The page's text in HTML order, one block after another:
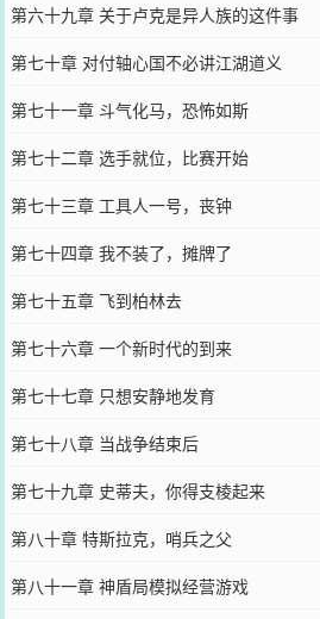
第六十九章 关于卢克是异人族的这件事
第七十章 对付轴心国不必讲江湖道义
第七十一章 斗气化马，恐怖如斯
第七十二章 选手就位，比赛开始
第七十三章 工具人一号，丧钟
第七十四章 我不装了，摊牌了
第七十五章 飞到柏林去
第七十六章 一个新时代的到来
第七十七章 只想安静地发育
第七十八章 当战争结束后
第七十九章 史蒂夫，你得支棱起来
第八十章 特斯拉克，哨兵之父
第八十一章 神盾局模拟经营游戏